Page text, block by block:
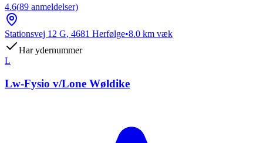
4.6(89 anmeldelser)
Stationsvej 12 G, 4681 Herfølge•8.0 km væk
Har ydernummer
L
Lw-Fysio v/Lone Wøldike